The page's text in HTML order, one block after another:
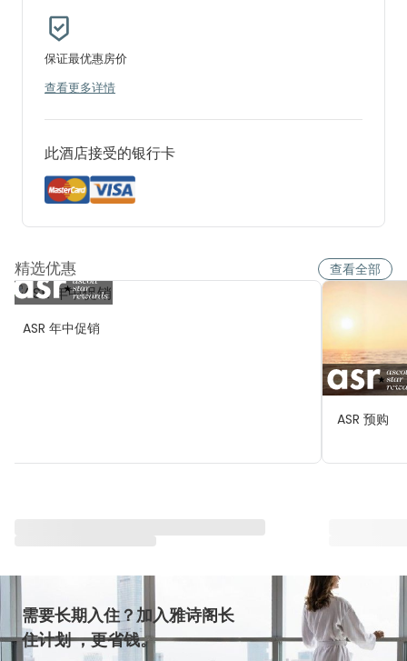
保证最优惠房价
查看更多详情
此酒店接受的银行卡
精选优惠 查看全部
ASR 年中促销
ASR 预购
需要长期入住？加入雅诗阁长
住计划 ，更省钱。